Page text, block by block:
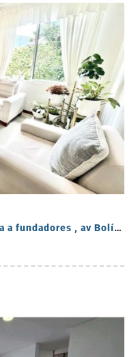
Se vende APARTAMENTO, cerca a fundadores , av Bolívar , Armenia Q.